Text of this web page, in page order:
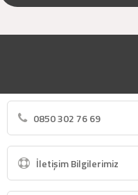
0850 302 76 69
İletişim Bilgilerimiz